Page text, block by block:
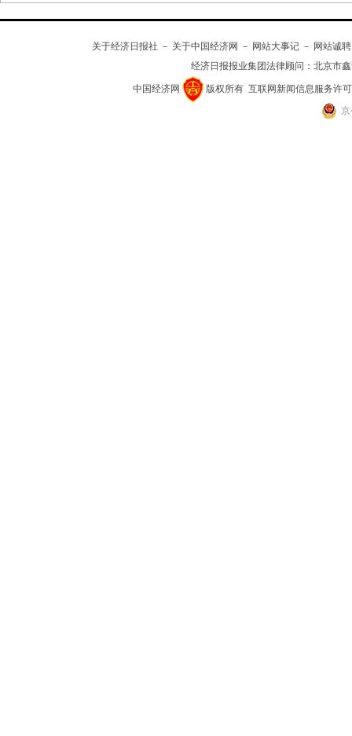
关于经济日报社 － 关于中国经济网 － 网站大事记 － 网站诚聘
经济日报报业集团法律顾问： 北京市
中国经济网 版权所有 互联网新闻信息服务许可
京